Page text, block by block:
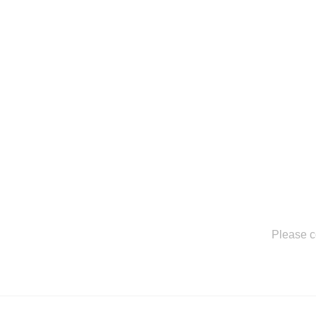
Please